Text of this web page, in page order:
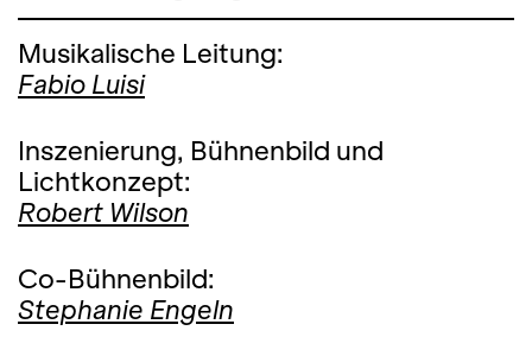
Musikalische Leitung:
Fabio Luisi
Inszenierung, Bühnenbild und
Lichtkonzept:
Robert Wilson
Co-Bühnenbild:
Stephanie Engeln